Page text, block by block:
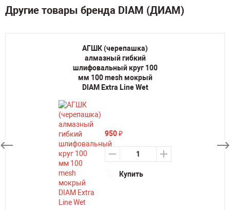
Другие товары бренда DIAM (ДИАМ)
АГШК (черепашка)
алмазный гибкий
шлифовальный круг 100
мм 100 mesh мокрый
DIAM Extra Line Wet
950₽
Купить